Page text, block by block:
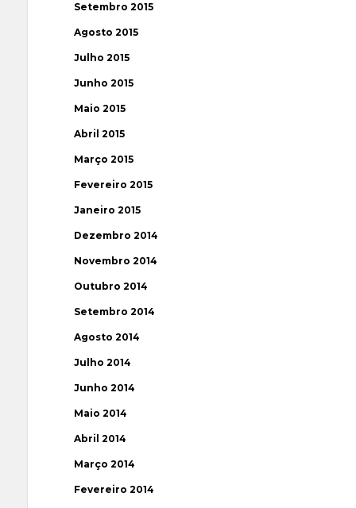
Setembro 2015
Agosto 2015
Julho 2015
Junho 2015
Maio 2015
Abril 2015
Março 2015
Fevereiro 2015
Janeiro 2015
Dezembro 2014
Novembro 2014
Outubro 2014
Setembro 2014
Agosto 2014
Julho 2014
Junho 2014
Maio 2014
Abril 2014
Março 2014
Fevereiro 2014